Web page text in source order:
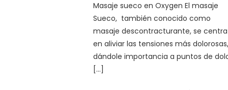
Masaje sueco en Oxygen El masaje
Sueco, también conocido como
masaje descontracturante, se centra
en aliviar las tensiones más dolorosas,
dándole importancia a puntos de
[…]